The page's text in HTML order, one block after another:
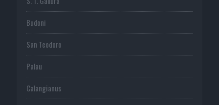
Budoni
San Teodoro
Palau
Calangianus